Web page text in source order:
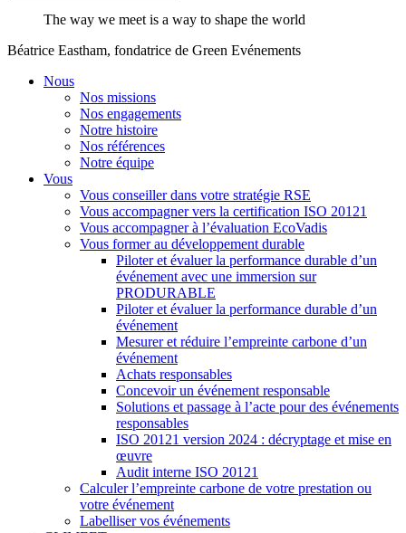
The way we meet is a way to shape the world
Béatrice Eastham, fondatrice de Green Evénements
Nous
Nos missions
Nos engagements
Notre histoire
Nos références
Notre équipe
Vous
Vous conseiller dans votre stratégie RSE
Vous accompagner vers la certification ISO 20121
Vous accompagner à l’évaluation EcoVadis
Vous former au développement durable
Piloter et évaluer la performance durable d’un
événement avec une immersion sur
PRODURABLE
Piloter et évaluer la performance durable d’un
événement
Mesurer et réduire l’empreinte carbone d’un
événement
Achats responsables
Concevoir un événement responsable
Solutions et passage à l’acte pour des événements
responsables
ISO 20121 version 2024 : décryptage et mise en
œuvre
Audit interne ISO 20121
Calculer l’empreinte carbone de votre prestation ou
votre événement
Labelliser vos événements